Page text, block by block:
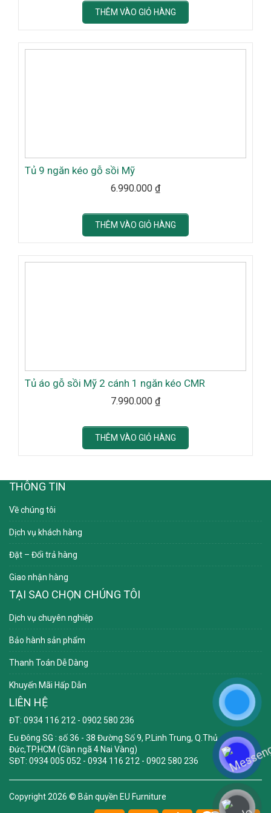
THÊM VÀO GIỎ HÀNG
Tủ 9 ngăn kéo gỗ sồi Mỹ
6.990.000 ₫
THÊM VÀO GIỎ HÀNG
Tủ áo gỗ sồi Mỹ 2 cánh 1 ngăn kéo CMR
7.990.000 ₫
THÊM VÀO GIỎ HÀNG
THÔNG TIN
Về chúng tôi
Dịch vụ khách hàng
Đặt – Đổi trả hàng
Giao nhận hàng
TẠI SAO CHỌN CHÚNG TÔI
Dịch vụ chuyên nghiệp
Bảo hành sản phẩm
Thanh Toán Dễ Dàng
Khuyến Mãi Hấp Dẫn
LIÊN HỆ
ĐT: 0934 116 212 - 0902 580 236
Eu Đông SG : số 36 - 38 Đường Số 9, P.Linh Trung, Q.Thủ
Đức,TP.HCM (Gần ngã 4 Nai Vàng)
SĐT: 0934 005 052 - 0934 116 212 - 0902 580 236
Copyright 2026 © Bản quyền EU Furniture